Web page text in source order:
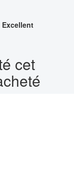
Excellent
cet